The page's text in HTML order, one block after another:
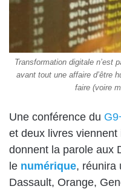
Transformation digitale n’est
avant tout une affaire d’être
faire (voire
Une conférence du
et deux livres
donnent la parole aux
le numérique, réunira
Dassault, Orange,